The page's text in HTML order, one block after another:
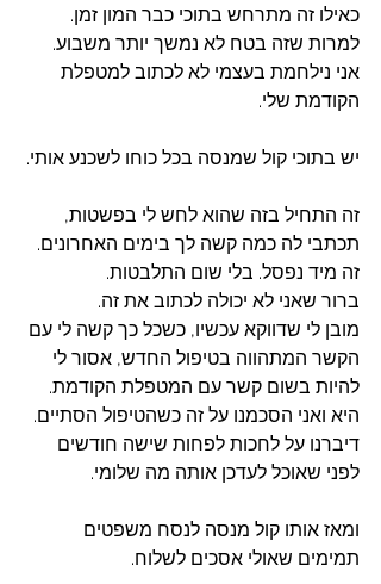
כאילו זה מתרחש בתוכי כבר המון זמן.
למרות שזה בטח לא נמשך יותר משבוע.
אני נילחמת בעצמי לא לכתוב למטפלת
הקודמת שלי.
יש בתוכי קול שמנסה בכל כוחו לשכנע אותי.
זה התחיל בזה שהוא לחש לי בפשטות,
תכתבי לה כמה קשה לך בימים האחרונים.
זה מיד נפסל. בלי שום התלבטות.
ברור שאני לא יכולה לכתוב את זה.
מובן לי שדווקא עכשיו, כשכל כך קשה לי עם
הקשר המתהווה בטיפול החדש, אסור לי
להיות בשום קשר עם המטפלת הקודמת.
היא ואני הסכמנו על זה כשהטיפול הסתיים.
דיברנו על לחכות לפחות שישה חודשים
לפני שאוכל לעדכן אותה מה שלומי.
ומאז אותו קול מנסה לנסח משפטים
תמימים שאולי אסכים לשלוח.